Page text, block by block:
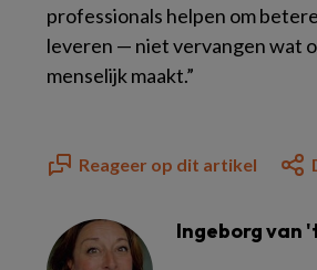
professionals helpen om
leveren — niet vervangen wat
menselijk maakt.”
Reageer op dit artikel
Ingeborg van